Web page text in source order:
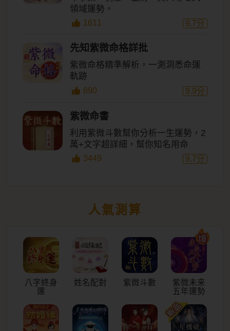
領域運勢。
1611 9.7分
先知紫微命格詳批
紫微命格精準解析，一測洞悉命運
軌跡
890 9.9分
紫微命書
利用紫微斗數幫你分析一生運勢，2
萬+文字超詳細，幫你知名用命
3449 9.7分
人氣測算
八字終身
運
姓名配對 紫微斗數
紫微未来
五年運勢